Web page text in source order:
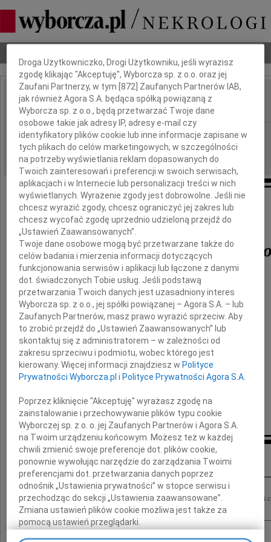
IMIĘ I NAZWISKO: Andrzej Szypulski
REGION: Warszawa
DATA EMISJI: 28.01.2011
Żegnamy z żalem i bólem
Andrzeja
pisarza, scenarzystę, wrażliwego Człowieka.
Ze współczuciem myślimy
o Tobie, Krysiu, i Jego Bliskich.
Nie zapomnimy, co nas łączyło, Andrzejku
Anna i Zbigniew Safjan
Inne kondolencje
Dnia 25 stycznia 2011 roku zmarł Andrzej Szypulski pisarz, scenarzysta wieloletni
Rodzinie wyrazy współczucia składa Stowarzyszenie Autorów ZAiKS
Dbamy o Twoją prywatność
Droga Użytkowniczko, Drogi Użytkowniku, jeśli wyrazisz
zgodę klikając "Akceptuję", Wyborcza sp. z o.o. oraz jej
Zaufani Partnerzy, w tym [872 ] Zaufanych Partnerów IAB,
jak również Agora S.A. będąca spółką powiązaną z
Wyborcza sp. z o.o., będą przetwarzać Twoje dane
osobowe takie jak adresy IP, adresy e-mail czy
identyfikatory plików cookie lub inne informacje zapisane w
tych plikach do celów marketingowych, w szczególności
na potrzeby wyświetlania reklam dopasowanych do
Twoich zainteresowań i preferencji w swoich serwisach,
aplikacjach i w Internecie lub personalizacji treści w nich
wyświetlanych. Wyrażenie zgody jest dobrowolne. Jeśli nie
chcesz wyrazić zgody, chcesz ograniczyć jej zakres lub
chcesz wycofać zgodę uprzednio udzieloną przejdź do
„Ustawień Zaawansowanych”.
Twoje dane osobowe mogą być przetwarzane także do
celów badania i mierzenia informacji dotyczących
funkcjonowania serwisów i aplikacji lub łączone z danymi
dot. świadczonych Tobie usług. Jeśli podstawą
przetwarzania Twoich danych jest uzasadniony interes
Wyborcza sp. z o.o., jej spółki powiązanej – Agora S.A. – lub
Zaufanych Partnerów, masz prawo wyrazić sprzeciw. Aby
to zrobić przejdź do „Ustawień Zaawansowanych” lub
skontaktuj się z administratorem – w zależności od
zakresu sprzeciwu i podmiotu, wobec którego jest
kierowany. Więcej informacji znajdziesz w Polityce
Prywatności Wyborcza.pl i Polityce Prywatności Agora S.A.
Poprzez kliknięcie "Akceptuję" wyrażasz zgodę na
zainstalowanie i przechowywanie plików typu cookie
Wyborczej sp. z o. o. jej Zaufanych Partnerów i Agora S.A.
na Twoim urządzeniu końcowym. Możesz też w każdej
chwili zmienić swoje preferencje dot. plików cookie,
ponownie wywołując narzędzie do zarządzania Twoimi
preferencjami dot. przetwarzania danych poprzez
odnośnik „Ustawienia prywatności” w stopce serwisu i
przechodząc do sekcji „Ustawienia zaawansowane”.
Zmiana ustawień plików cookie możliwa jest także za
pomocą ustawień przeglądarki.